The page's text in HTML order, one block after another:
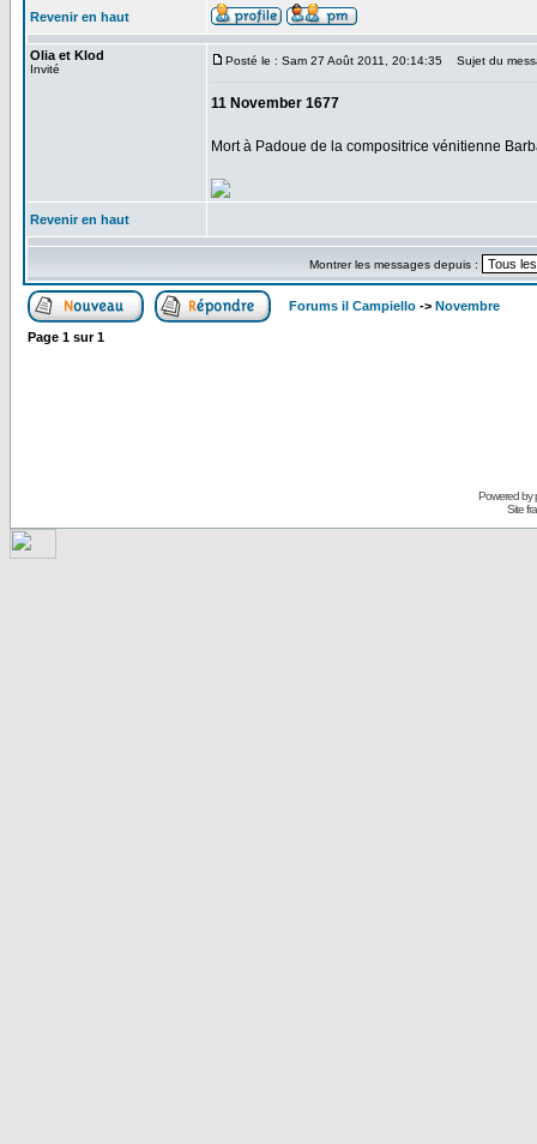
Revenir en haut
Olia et Klod
Invité
Posté le : Sam 27 Août 2011, 20:14:35 Sujet du
11 November 1677
Mort à Padoue de la compositrice vénitienne
Revenir en haut
Montrer les messages depuis :
Forums il Campiello -> Novembre
Page 1 sur1
Powered by
Site